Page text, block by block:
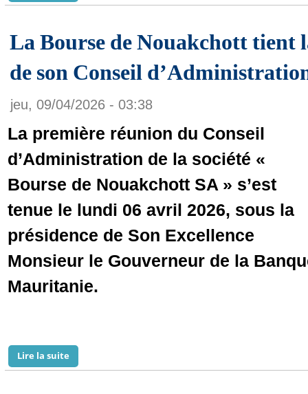
La Bourse de Nouakchott tient
de son Conseil
jeu, 09/04/2026 - 03:38
La première réunion du Conseil
d’Administration de la société «
Bourse de Nouakchott SA » s’est
tenue le lundi 06 avril 2026, sous la
présidence de Son Excellence
Monsieur le Gouverneur de la
Mauritanie.
Lire la suite